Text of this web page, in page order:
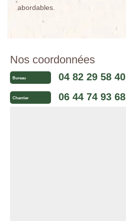
abordables.
Nos coordonnées
Bureau 04 82 29 58 40
Chantier 06 44 74 93 68